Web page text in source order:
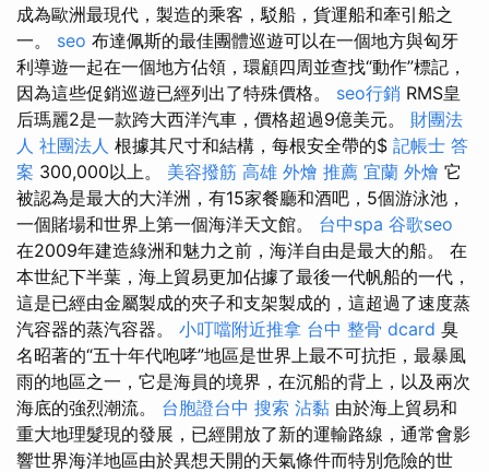
成為歐洲最現代，製造的乘客，駁船，貨運船和牽引船之
一。 seo 布達佩斯的最佳團體巡遊可以在一個地方與匈牙
利導遊一起在一個地方佔領，環顧四周並查找“動作”標記，
因為這些促銷巡遊已經列出了特殊價格。 seo行銷 RMS皇
后瑪麗2是一款跨大西洋汽車，價格超過9億美元。 財團法
人 社團法人 根據其尺寸和結構，每根安全帶的$ 記帳士 答
案 300,000以上。 美容撥筋 高雄 外燴 推薦 宜蘭 外燴 它
被認為是最大的大洋洲，有15家餐廳和酒吧，5個游泳池，
一個賭場和世界上第一個海洋天文館。 台中spa 谷歌seo
在2009年建造綠洲和魅力之前，海洋自由是最大的船。 在
本世紀下半葉，海上貿易更加佔據了最後一代帆船的一代，
這是已經由金屬製成的夾子和支架製成的，這超過了速度蒸
汽容器的蒸汽容器。 小叮噹附近推拿 台中 整骨 dcard 臭
名昭著的“五十年代咆哮”地區是世界上最不可抗拒，最暴風
雨的地區之一，它是海員的境界，在沉船的背上，以及兩次
海底的強烈潮流。 台胞證台中 搜索 沾黏 由於海上貿易和
重大地理髮現的發展，已經開放了新的運輸路線，通常會影
響世界海洋地區由於異想天開的天氣條件而特別危險的世